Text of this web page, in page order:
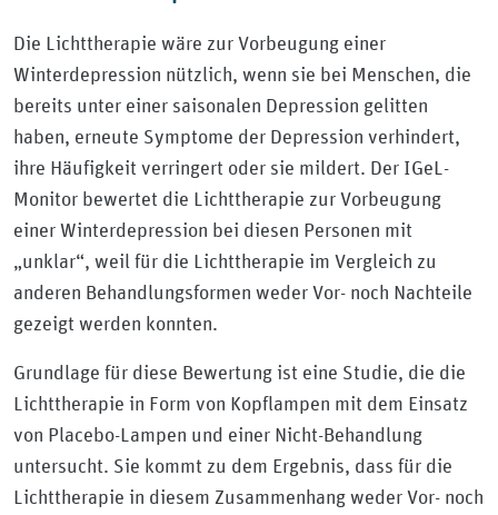
Die Lichttherapie wäre zur Vorbeugung einer
Winterdepression nützlich, wenn sie bei Menschen, die
bereits unter einer saisonalen Depression gelitten
haben, erneute Symptome der Depression verhindert,
ihre Häufigkeit verringert oder sie mildert. Der IGeL-
Monitor bewertet die Lichttherapie zur Vorbeugung
einer Winterdepression bei diesen Personen mit
„unklar“, weil für die Lichttherapie im Vergleich zu
anderen Behandlungsformen weder Vor- noch Nachteile
gezeigt werden konnten.
Grundlage für diese Bewertung ist eine Studie, die die
Lichttherapie in Form von Kopflampen mit dem Einsatz
von Placebo-Lampen und einer Nicht-Behandlung
untersucht. Sie kommt zu dem Ergebnis, dass für die
Lichttherapie in diesem Zusammenhang weder Vor- noch